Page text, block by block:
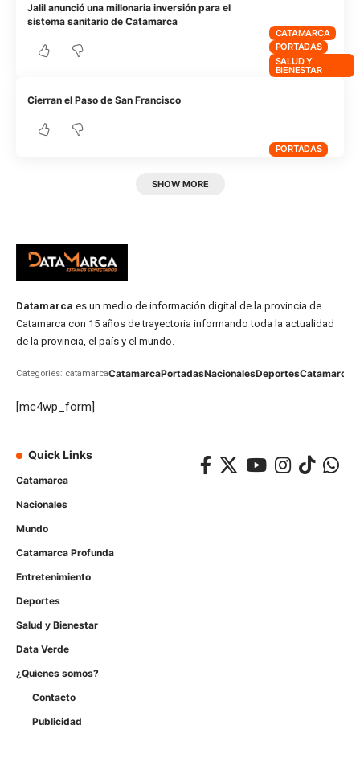
CATAMARCA
PORTADAS
SALUD Y
BIENESTAR
Jalil anunció una millonaria inversión para el
sistema sanitario de Catamarca
PORTADAS
Cierran el Paso de San Francisco
SHOW MORE
Datamarca es un medio de información digital de la provincia de
Catamarca con 15 años de trayectoria informando toda la actualidad
de la provincia, el país y el mundo.
Categories: catamarcaCatamarcaPortadasNacionalesDeportesCatamarca
[mc4wp_form]
Quick Links
Catamarca
Nacionales
Mundo
Catamarca Profunda
Entretenimiento
Deportes
Salud y Bienestar
Data Verde
¿Quienes somos?
Contacto
Publicidad